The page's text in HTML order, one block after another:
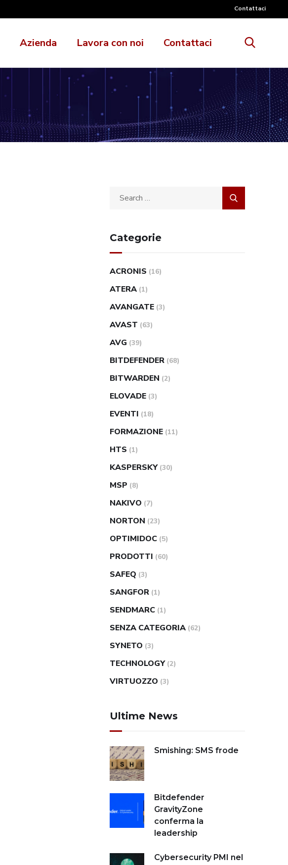
Contattaci
Azienda Lavora con noi Contattaci
Categorie
ACRONIS (16)
ATERA (1)
AVANGATE (3)
AVAST (63)
AVG (39)
BITDEFENDER (68)
BITWARDEN (2)
ELOVADE (3)
EVENTI (18)
FORMAZIONE (11)
HTS (1)
KASPERSKY (30)
MSP (8)
NAKIVO (7)
NORTON (23)
OPTIMIDOC (5)
PRODOTTI (60)
SAFEQ (3)
SANGFOR (1)
SENDMARC (1)
SENZA CATEGORIA (62)
SYNETO (3)
TECHNOLOGY (2)
VIRTUOZZO (3)
Ultime News
Smishing: SMS frode
Bitdefender
GravityZone
conferma la
leadership
Cybersecurity PMI nel